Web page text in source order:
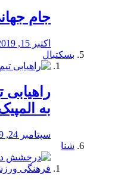
جام
اکتبر 15, 2019
بسکتبال
راهیابی
به
سپتامبر 24, 2019
شنا